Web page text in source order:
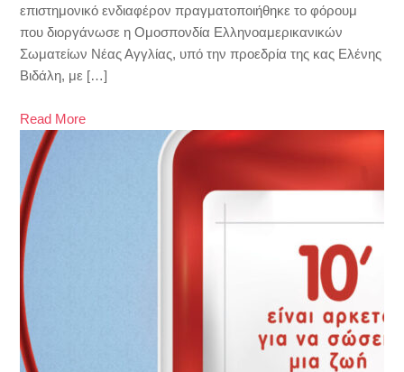
επιστημονικό ενδιαφέρον πραγματοποιήθηκε το φόρουμ
που διοργάνωσε η Ομοσπονδία Ελληνοαμερικανικών
Σωματείων Νέας Αγγλίας, υπό την προεδρία της κας Ελένης
Βιδάλη, με […]
Read More